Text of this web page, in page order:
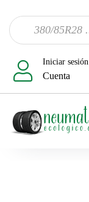
Iniciar sesión
Cuenta